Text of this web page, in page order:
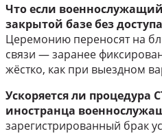
Что если
закрытой базе без
Церемонию переносят на
связи — заранее
жёстко, как при выездном
Ускоряется ли процедура
иностранца
зарегистрированный брак